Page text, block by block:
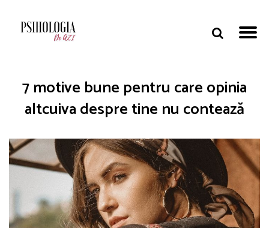
7 motive bune pentru care opinia
altcuiva despre tine nu contează